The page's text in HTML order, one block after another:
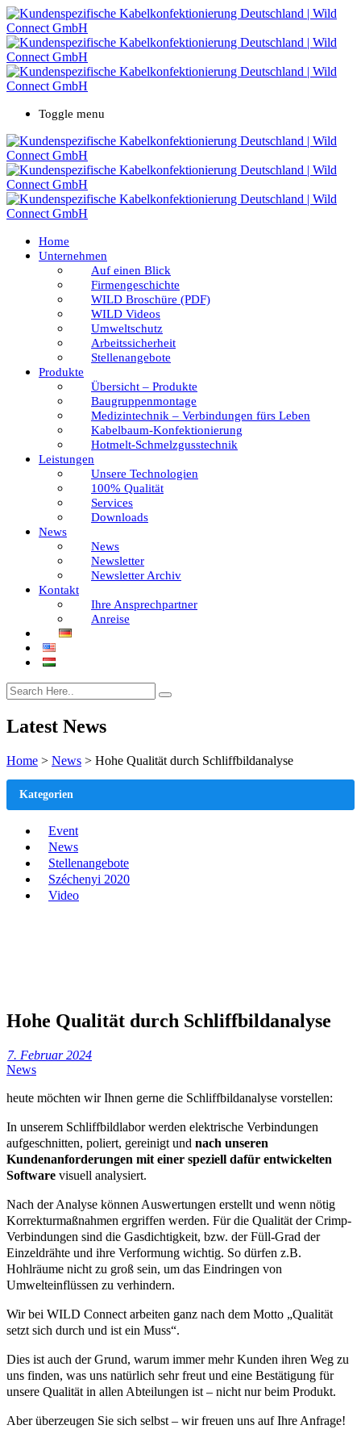
Toggle menu
Home
Unternehmen
Auf einen Blick
Firmengeschichte
WILD Broschüre (PDF)
WILD Videos
Umweltschutz
Arbeitssicherheit
Stellenangebote
Produkte
Übersicht – Produkte
Baugruppenmontage
Medizintechnik – Verbindungen fürs Leben
Kabelbaum-Konfektionierung
Hotmelt-Schmelzgusstechnik
Leistungen
Unsere Technologien
100% Qualität
Services
Downloads
News
News
Newsletter
Newsletter Archiv
Kontakt
Ihre Ansprechpartner
Anreise
Latest News
Home > News > Hohe Qualität durch Schliffbildanalyse
Hohe Qualität durch Schliffbildanalyse
7. Februar 2024
News
heute möchten wir Ihnen gerne die Schliffbildanalyse vorstellen:
In unserem Schliffbildlabor werden elektrische Verbindungen
aufgeschnitten, poliert, gereinigt und nach unseren
Kundenanforderungen mit einer speziell dafür entwickelten
Software visuell analysiert.
Nach der Analyse können Auswertungen erstellt und wenn nötig
Korrekturmaßnahmen ergriffen werden. Für die Qualität der Crimp-
Verbindungen sind die Gasdichtigkeit, bzw. der Füll-Grad der
Einzeldrähte und ihre Verformung wichtig. So dürfen z.B.
Hohlräume nicht zu groß sein, um das Eindringen von
Umwelteinflüssen zu verhindern.
Wir bei WILD Connect arbeiten ganz nach dem Motto „Qualität
setzt sich durch und ist ein Muss“.
Dies ist auch der Grund, warum immer mehr Kunden ihren Weg zu
uns finden, was uns natürlich sehr freut und eine Bestätigung für
unsere Qualität in allen Abteilungen ist – nicht nur beim Produkt.
Aber überzeugen Sie sich selbst – wir freuen uns auf Ihre Anfrage!
Kategorien
Event
News
Stellenangebote
Széchenyi 2020
Video